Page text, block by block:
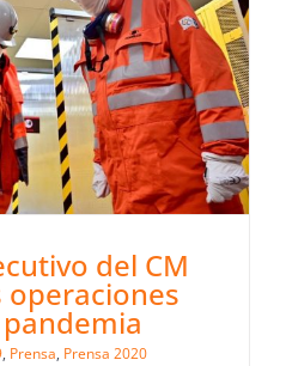
del CM
operaciones
, Prensa, Prensa 2020